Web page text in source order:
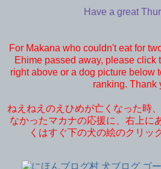
Have a great
For Makana who couldn't eat for
Ehime passed away, please click
right above or a dog picture below
ranking. Thank
ねえねえのえひめが亡くなった時
なかったマカナの応援に、右上に
くはすぐ下の犬の絵のクリッ